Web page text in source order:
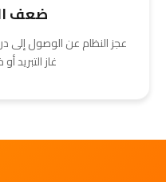
ضعف
عجز النظام عن الوصول إلى
غاز التبريد